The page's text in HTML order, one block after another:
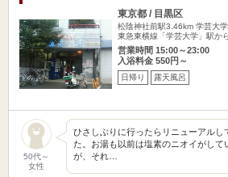
東京都 / 目黒区
松陰神社前駅3.46km 学芸大
東急東横線「学芸大学」駅か
営業時間 15:00～23:00
入浴料金 550円～
日帰り 露天風呂
50代～
女性
ひさしぶりに行ったらリニューアルし
た。お湯も以前は塩素のニオイがして
が、それ…